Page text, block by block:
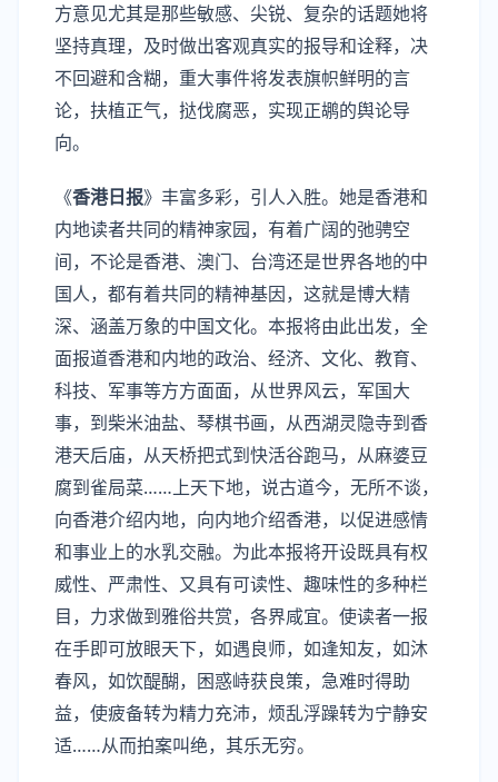
方意见尤其是那些敏感、尖锐、复杂的话题她将
坚持真理，及时做出客观真实的报导和诠释，决
不回避和含糊，重大事件将发表旗帜鲜明的言
论，扶植正气，挞伐腐恶，实现正鹕的舆论导
向。
《香港日报》丰富多彩，引人入胜。她是香港和
内地读者共同的精神家园，有着广阔的弛骋空
间，不论是香港、澳门、台湾还是世界各地的中
国人，都有着共同的精神基因，这就是博大精
深、涵盖万象的中国文化。本报将由此出发，全
面报道香港和内地的政治、经济、文化、教育、
科技、军事等方方面面，从世界风云，军国大
事，到柴米油盐、琴棋书画，从西湖灵隐寺到香
港天后庙，从天桥把式到快活谷跑马，从麻婆豆
腐到雀局菜……上天下地，说古道今，无所不谈，
向香港介绍内地，向内地介绍香港，以促进感情
和事业上的水乳交融。为此本报将开设既具有权
威性、严肃性、又具有可读性、趣味性的多种栏
目，力求做到雅俗共赏，各界咸宜。使读者一报
在手即可放眼天下，如遇良师，如逢知友，如沐
春风，如饮醍醐，困惑峙获良策，急难时得助
益，使疲备转为精力充沛，烦乱浮躁转为宁静安
适……从而拍案叫绝，其乐无穷。